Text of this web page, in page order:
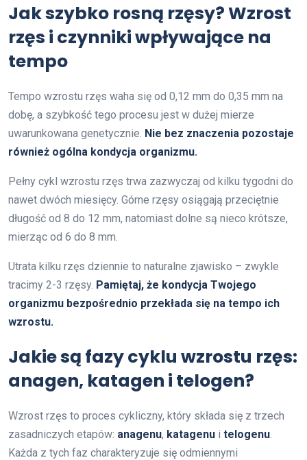
Jak szybko rosną rzęsy? Wzrost
rzęs i czynniki wpływające na
tempo
Tempo wzrostu rzęs waha się od 0,12 mm do 0,35 mm na
dobę, a szybkość tego procesu jest w dużej mierze
uwarunkowana genetycznie. Nie bez znaczenia pozostaje
również ogólna kondycja organizmu.
Pełny cykl wzrostu rzęs trwa zazwyczaj od kilku tygodni do
nawet dwóch miesięcy. Górne rzęsy osiągają przeciętnie
długość od 8 do 12 mm, natomiast dolne są nieco krótsze,
mierząc od 6 do 8 mm.
Utrata kilku rzęs dziennie to naturalne zjawisko – zwykle
tracimy 2-3 rzęsy. Pamiętaj, że kondycja Twojego
organizmu bezpośrednio przekłada się na tempo ich
wzrostu.
Jakie są fazy cyklu wzrostu rzęs:
anagen, katagen i telogen?
Wzrost rzęs to proces cykliczny, który składa się z trzech
zasadniczych etapów: anagenu, katagenu i telogenu.
Każda z tych faz charakteryzuje się odmiennymi